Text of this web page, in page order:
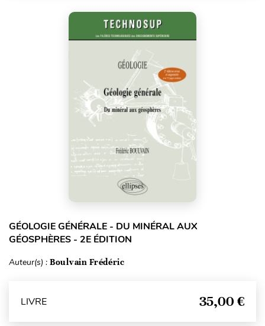
GÉOLOGIE GÉNÉRALE - DU MINÉRAL AUX
GÉOSPHÈRES - 2E ÉDITION
Auteur(s) : Boulvain Frédéric
LIVRE 35,00 €